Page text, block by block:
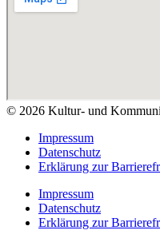
© 2026 Kultur- und
Impressum
Datenschutz
Erklärung zur
Impressum
Datenschutz
Erklärung zur